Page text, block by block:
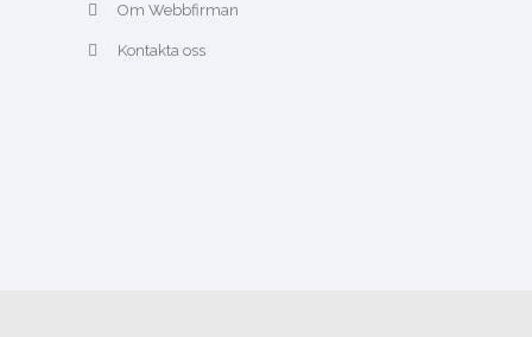
Om Webbfirman
Kontakta oss